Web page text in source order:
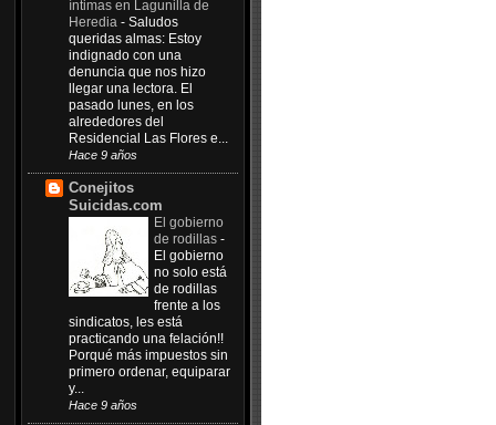
íntimas en Lagunilla de
Heredia - Saludos
queridas almas: Estoy
indignado con una
denuncia que nos hizo
llegar una lectora. El
pasado lunes, en los
alrededores del
Residencial Las Flores e...
Hace 9 años
Conejitos
Suicidas.com
El gobierno
de rodillas -
El gobierno
no solo está
de rodillas
frente a los
sindicatos, les está
practicando una felación!!
Porqué más impuestos sin
primero ordenar, equiparar
y...
Hace 9 años